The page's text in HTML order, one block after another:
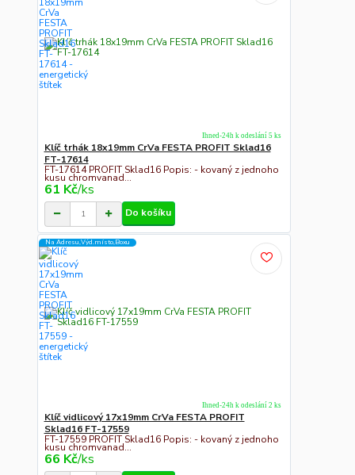
Klíč trhák 18x19mm CrVa FESTA PROFIT Sklad16
FT-17614
FT-17614 PROFIT Sklad16 Popis: - kovaný z jednoho
kusu chromvanad...
61 Kč/ks
Ihned-24h k odeslání 5 ks
Do košíku
Na Adresu,Výd.místo,Boxu
Klíč vidlicový 17x19mm CrVa FESTA PROFIT
Sklad16 FT-17559
FT-17559 PROFIT Sklad16 Popis: - kovaný z jednoho
kusu chromvanad...
66 Kč/ks
Ihned-24h k odeslání 2 ks